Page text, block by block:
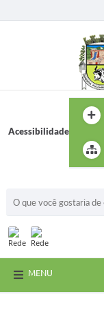
Acessibilidade
MENU